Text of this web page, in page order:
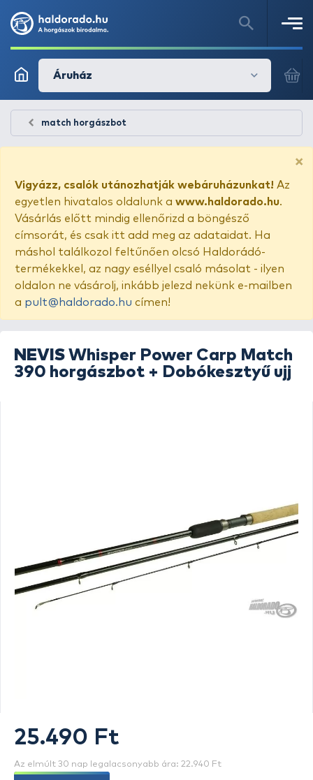
Áruház
match horgászbot
×
Vigyázz, csalók utánozhatják webáruházunkat! Az
egyetlen hivatalos oldalunk a www.haldorado.hu.
Vásárlás előtt mindig ellenőrizd a böngésző
címsorát, és csak itt add meg az adataidat. Ha
máshol találkozol feltűnően olcsó Haldorádó-
termékekkel, az nagy eséllyel csaló másolat - ilyen
oldalon ne vásárolj, inkább jelezd nekünk e-mailben
a pult@haldorado.hu címen!
NEVIS Whisper Power Carp Match
390 horgászbot + Dobókesztyű ujj
25.490 Ft
Az elmúlt 30 nap legalacsonyabb ára: 22.940 Ft